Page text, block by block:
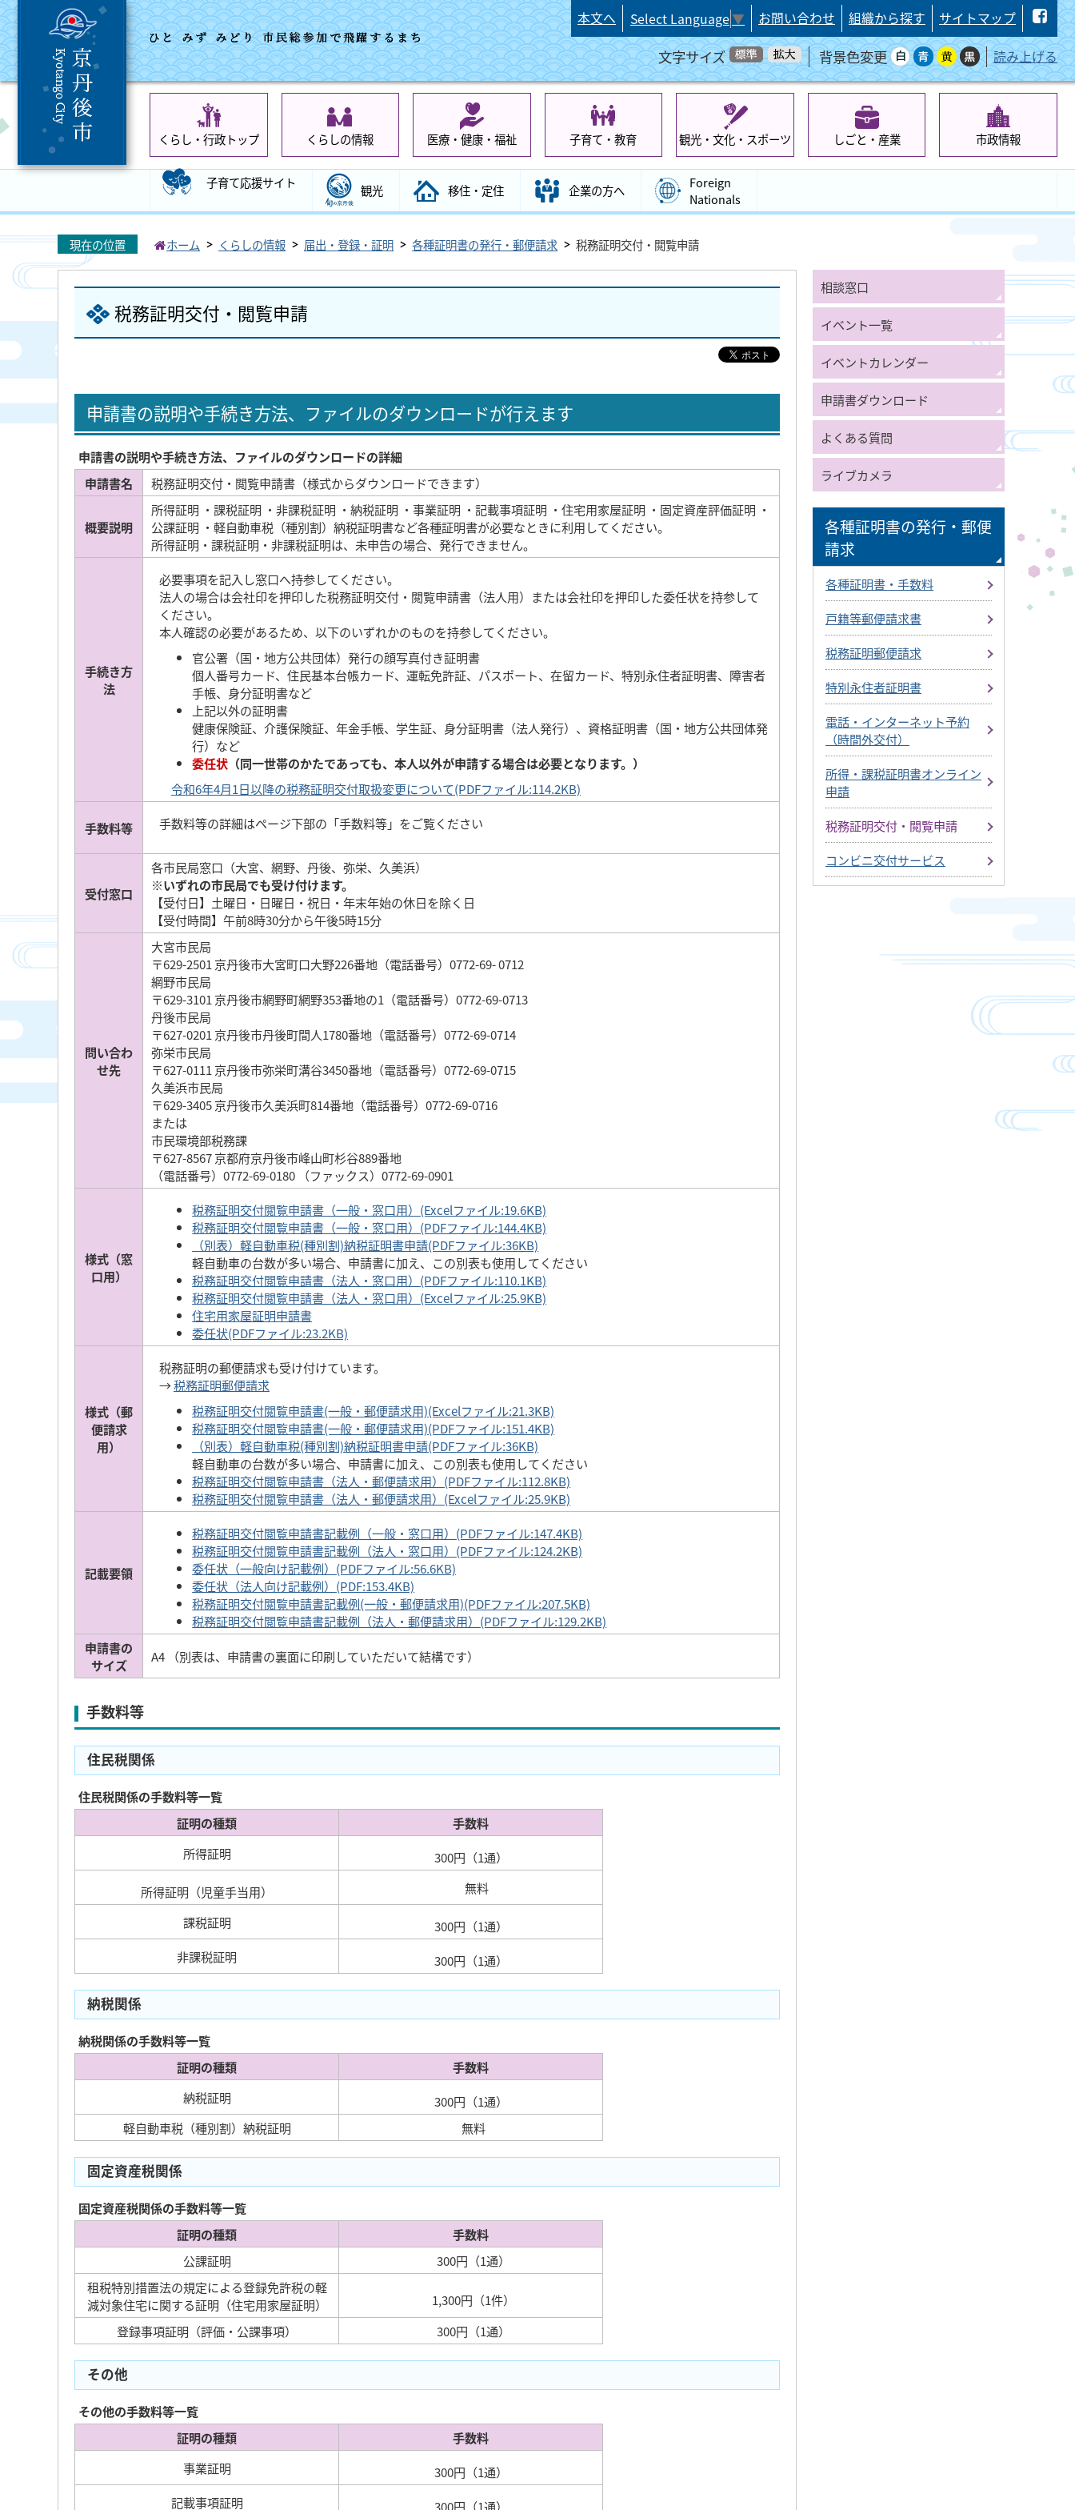
本文へ Select Language▼ お問い合わせ 組織から探す サイトマップ
文字サイズ 背景色変更 読み上げる
くらし・行政トップ くらしの情報 医療・健康・福祉 子育て・教育 観光・文化・スポーツ しごと・産業 市政情報
子育て応援サイト 観光 移住・定住 企業の方へ
Foreign
Nationals
現在の位置 ホーム くらしの情報 届出・登録・証明 各種証明書の発行・郵便請求 税務証明交付・閲覧申請
税務証明交付・閲覧申請
申請書の説明や手続き方法、ファイルのダウンロードが行えます
申請書の説明や手続き方法、ファイルのダウンロードの詳細
申請書名
税務証明交付・閲覧申請書（様式からダウンロードできます）
概要説明
所得証明 ・課税証明 ・非課税証明 ・納税証明 ・事業証明 ・記載事項証明 ・住宅用家屋証明 ・固定資産評価証明 ・
公課証明 ・軽自動車税（種別割）納税証明書など各種証明書が必要なときに利用してください。
所得証明・課税証明・非課税証明は、未申告の場合、発行できません。
手続き方
法
必要事項を記入し窓口へ持参してください。
法人の場合は会社印を押印した税務証明交付・閲覧申請書（法人用）または会社印を押印した委任状を持参して
ください。
本人確認の必要があるため、以下のいずれかのものを持参してください。
官公署（国・地方公共団体）発行の顔写真付き証明書
個人番号カード、住民基本台帳カード、運転免許証、パスポート、在留カード、特別永住者証明書、障害者
手帳、身分証明書など
上記以外の証明書
健康保険証、介護保険証、年金手帳、学生証、身分証明書（法人発行）、資格証明書（国・地方公共団体発
行）など
委任状 （同一世帯のかたであっても、本人以外が申請する場合は必要となります。）
令和6年4月1日以降の税務証明交付取扱変更について(PDFファイル:114.2KB)
手数料等 手数料等の詳細はページ下部の「手数料等」をご覧ください
受付窓口
各市民局窓口（大宮、網野、丹後、弥栄、久美浜）
※いずれの市民局でも受け付けます。
【受付日】土曜日・日曜日・祝日・年末年始の休日を除く日
【受付時間】午前8時30分から午後5時15分
問い合わ
せ先
大宮市民局
〒629-2501 京丹後市大宮町口大野226番地（電話番号）0772-69- 0712
網野市民局
〒629-3101 京丹後市網野町網野353番地の1（電話番号）0772-69-0713
丹後市民局
〒627-0201 京丹後市丹後町間人1780番地（電話番号）0772-69-0714
弥栄市民局
〒627-0111 京丹後市弥栄町溝谷3450番地（電話番号）0772-69-0715
久美浜市民局
〒629-3405 京丹後市久美浜町814番地（電話番号）0772-69-0716
または
市民環境部税務課
〒627-8567 京都府京丹後市峰山町杉谷889番地
（電話番号）0772-69-0180 （ファックス）0772-69-0901
様式（窓
口用）
税務証明交付閲覧申請書（一般・窓口用）(Excelファイル:19.6KB)
税務証明交付閲覧申請書（一般・窓口用）(PDFファイル:144.4KB)
（別表）軽自動車税(種別割)納税証明書申請(PDFファイル:36KB)
軽自動車の台数が多い場合、申請書に加え、この別表も使用してください
税務証明交付閲覧申請書（法人・窓口用）(PDFファイル:110.1KB)
税務証明交付閲覧申請書（法人・窓口用）(Excelファイル:25.9KB)
住宅用家屋証明申請書
委任状(PDFファイル:23.2KB)
様式（郵
便請求
用）
税務証明の郵便請求も受け付けています。
→税務証明郵便請求
税務証明交付閲覧申請書(一般・郵便請求用)(Excelファイル:21.3KB)
税務証明交付閲覧申請書(一般・郵便請求用)(PDFファイル:151.4KB)
（別表）軽自動車税(種別割)納税証明書申請(PDFファイル:36KB)
軽自動車の台数が多い場合、申請書に加え、この別表も使用してください
税務証明交付閲覧申請書（法人・郵便請求用）(PDFファイル:112.8KB)
税務証明交付閲覧申請書（法人・郵便請求用）(Excelファイル:25.9KB)
記載要領
税務証明交付閲覧申請書記載例（一般・窓口用）(PDFファイル:147.4KB)
税務証明交付閲覧申請書記載例（法人・窓口用）(PDFファイル:124.2KB)
委任状（一般向け記載例）(PDFファイル:56.6KB)
委任状（法人向け記載例）(PDF:153.4KB)
税務証明交付閲覧申請書記載例(一般・郵便請求用)(PDFファイル:207.5KB)
税務証明交付閲覧申請書記載例（法人・郵便請求用）(PDFファイル:129.2KB)
申請書の
サイズ
A4 （別表は、申請書の裏面に印刷していただいて結構です）
手数料等
住民税関係
住民税関係の手数料等一覧
証明の種類
手数料
所得証明
300円（1通）
所得証明（児童手当用）
無料
課税証明
300円（1通）
非課税証明
300円（1通）
納税関係
納税関係の手数料等一覧
証明の種類
手数料
納税証明
300円（1通）
軽自動車税（種別割）納税証明
無料
固定資産税関係
固定資産税関係の手数料等一覧
証明の種類
手数料
公課証明
300円（1通）
租税特別措置法の規定による登録免許税の軽
減対象住宅に関する証明（住宅用家屋証明）
1,300円（1件）
登録事項証明（評価・公課事項）
300円（1通）
その他
その他の手数料等一覧
証明の種類
手数料
事業証明
300円（1通）
記載事項証明
300円（1通）
相談窓口
イベント一覧
イベントカレンダー
申請書ダウンロード
よくある質問
ライブカメラ
各種証明書の発行・郵便
請求
各種証明書・手数料
戸籍等郵便請求書
税務証明郵便請求
特別永住者証明書
電話・インターネット予約
（時間外交付）
所得・課税証明書オンライン
申請
税務証明交付・閲覧申請
コンビニ交付サービス